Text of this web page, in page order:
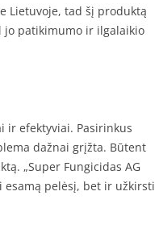
Lietuvoje, tad šį produktą
jo patikimumo ir ilgalaikio
ir efektyviai. Pasirinkus
dažnai grįžta. Būtent
„Super Fungicidas AG
esamą pelėsį, bet ir užkirsti